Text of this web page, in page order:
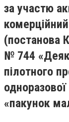
за участю
(постанова
№ 744
пілотного
«пакунок